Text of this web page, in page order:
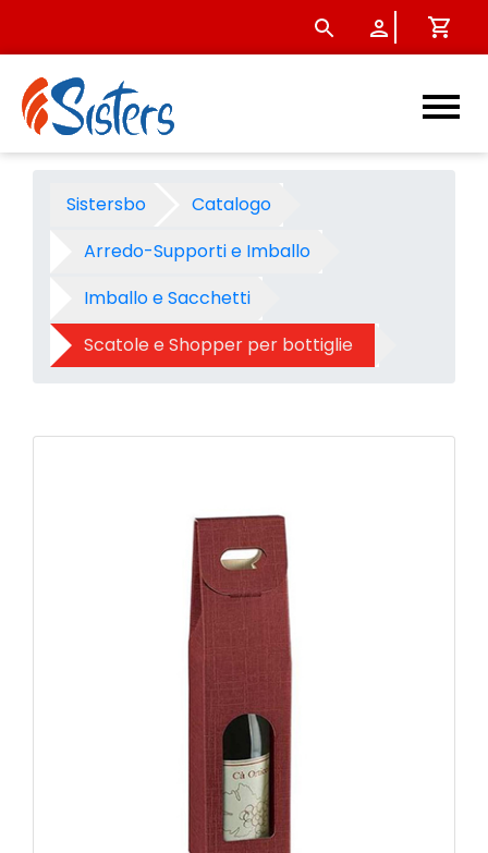
Scatola 1 bottiglia con
Sistersbo
Catalogo
Arredo-Supporti e Imballo
Imballo e Sacchetti
Scatole e Shopper per bottiglie